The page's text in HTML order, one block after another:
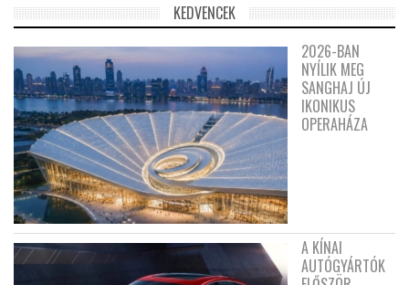
KEDVENCEK
2026-BAN
NYÍLIK MEG
SANGHAJ ÚJ
IKONIKUS
OPERAHÁZA
A KÍNAI
AUTÓGYÁRTÓK